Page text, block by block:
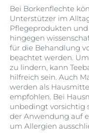
Bei Borkenflechte
Unterstützer im
Pflegeprodukten
hingegen
für die Behandlung
beachtet werden.
zu lindern, kann
hilfreich sein. Auch
werden als
empfohlen. Bei
unbedingt vorsichtig
der Anwendung auf
um Allergien